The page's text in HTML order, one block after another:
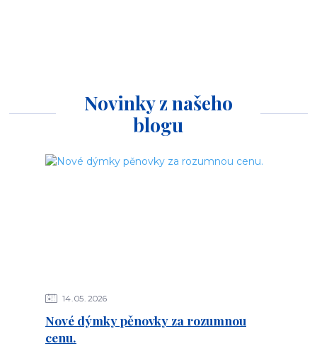
Novinky z našeho
blogu
14 05 2026
Nové dýmky pěnovky za rozumnou
cenu.